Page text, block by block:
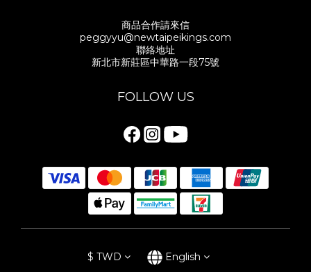
商品合作請來信
peggyyu@newtaipeikings.com
聯絡地址
新北市新莊區中華路一段75號
FOLLOW US
$ TWD English